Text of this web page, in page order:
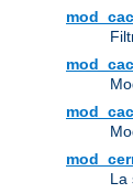
La